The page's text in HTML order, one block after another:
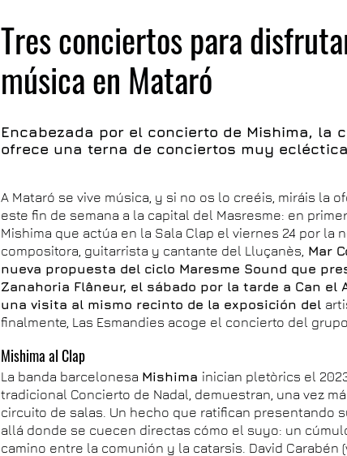
Tres conciertos para
música en Mataró
Encabezada por el concierto de Mishima, la
ofrece una terna de conciertos muy
A Mataró se vive música, y si no os lo creéis, miráis la
este fin de semana a la capital del Masresme: en
Mishima que actúa en la Sala Clap el viernes 24 por la
compositora, guitarrista y cantante del Lluçanès, Mar
nueva propuesta del ciclo Maresme Sound que
Zanahoria Flâneur, el sábado por la tarde a Can el
una visita al mismo recinto de la exposición del
finalmente, Las Esmandies acoge el concierto del grupo
Mishima al Clap
La banda barcelonesa Mishima inician pletòrics el
tradicional Concierto de Nadal, demuestran, una vez
circuito de salas. Un hecho que ratifican presentando
allá donde se cuecen directas cómo el suyo: un
camino entre la comunión y la catarsis. David Carabén